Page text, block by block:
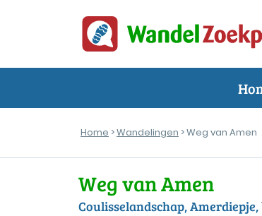
Home >Wandelingen > Weg van Amen
Weg van Amen
Coulisselandschap, Amerdiepje,